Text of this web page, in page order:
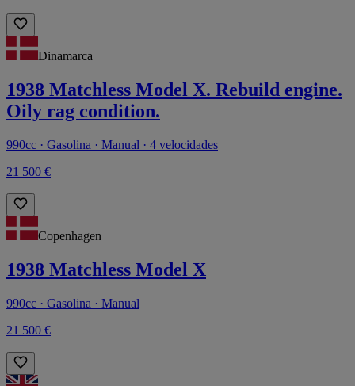
Dinamarca
1938 Matchless Model X. Rebuild engine.
Oily rag condition.
990cc · Gasolina · Manual · 4 velocidades
21 500 €
Copenhagen
1938 Matchless Model X
990cc · Gasolina · Manual
21 500 €